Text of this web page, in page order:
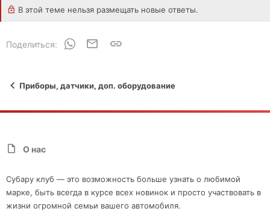
В этой теме нельзя размещать новые ответы.
Поделиться: WhatsAppЭлектронная почта
Приборы, датчики, доп. оборудование
О нас
Субару клуб — это возможность больше узнать о любимой
марке, быть всегда в курсе всех новинок и просто участвовать в
жизни огромной семьи вашего автомобиля.